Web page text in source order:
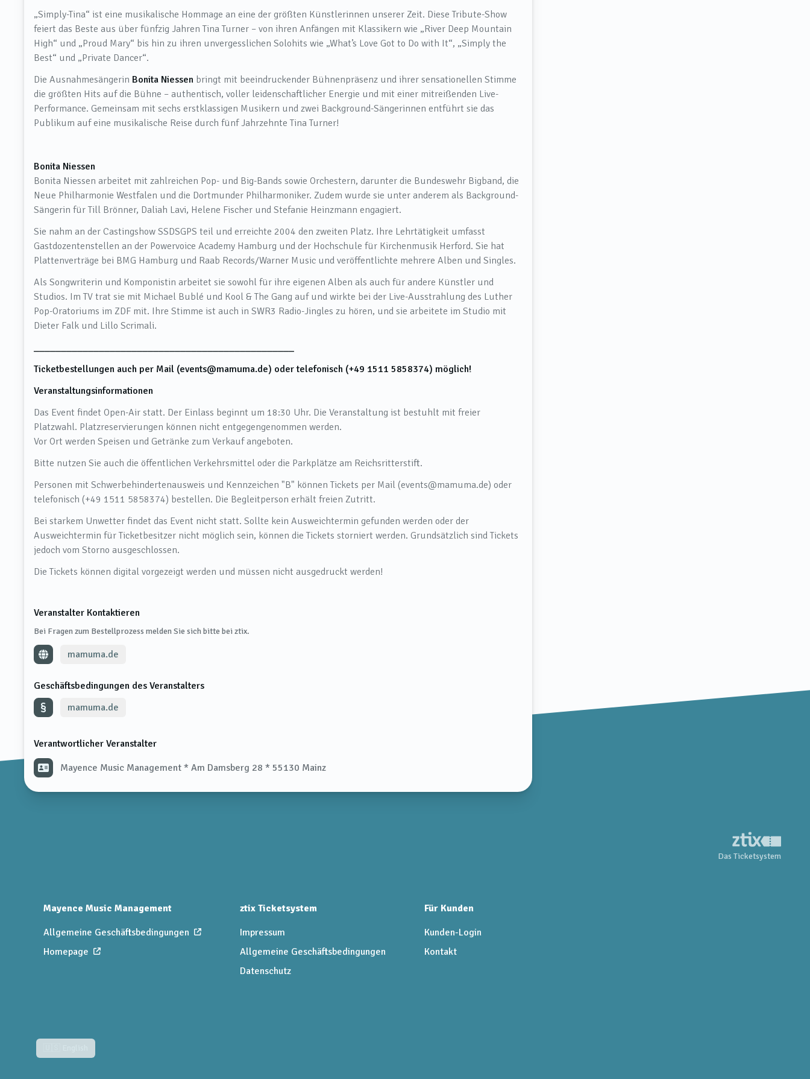
„Simply-Tina“ ist eine musikalische Hommage an eine der größten Künstlerinnen unserer Zeit. Diese Tribute-Show
feiert das Beste aus über fünfzig Jahren Tina Turner – von ihren Anfängen mit Klassikern wie „River Deep Mountain
High“ und „Proud Mary“ bis hin zu ihren unvergesslichen Solohits wie „What’s Love Got to Do with It“, „Simply the
Best“ und „Private Dancer“.
Die Ausnahmesängerin Bonita Niessen bringt mit beeindruckender Bühnenpräsenz und ihrer sensationellen Stimme
die größten Hits auf die Bühne – authentisch, voller leidenschaftlicher Energie und mit einer mitreißenden Live-
Performance. Gemeinsam mit sechs erstklassigen Musikern und zwei Background-Sängerinnen entführt sie das
Publikum auf eine musikalische Reise durch fünf Jahrzehnte Tina Turner!
Bonita Niessen
Bonita Niessen arbeitet mit zahlreichen Pop- und Big-Bands sowie Orchestern, darunter die Bundeswehr Bigband, die
Neue Philharmonie Westfalen und die Dortmunder Philharmoniker. Zudem wurde sie unter anderem als Background-
Sängerin für Till Brönner, Daliah Lavi, Helene Fischer und Stefanie Heinzmann engagiert.
Sie nahm an der Castingshow SSDSGPS teil und erreichte 2004 den zweiten Platz. Ihre Lehrtätigkeit umfasst
Gastdozentenstellen an der Powervoice Academy Hamburg und der Hochschule für Kirchenmusik Herford. Sie hat
Plattenverträge bei BMG Hamburg und Raab Records/Warner Music und veröffentlichte mehrere Alben und Singles.
Als Songwriterin und Komponistin arbeitet sie sowohl für ihre eigenen Alben als auch für andere Künstler und
Studios. Im TV trat sie mit Michael Bublé und Kool & The Gang auf und wirkte bei der Live-Ausstrahlung des Luther
Pop-Oratoriums im ZDF mit. Ihre Stimme ist auch in SWR3 Radio-Jingles zu hören, und sie arbeitete im Studio mit
Dieter Falk und Lillo Scrimali.
Ticketbestellungen auch per Mail (events@mamuma.de) oder telefonisch (+49 1511 5858374) möglich!
Veranstaltungsinformationen
Das Event findet Open-Air statt. Der Einlass beginnt um 18:30 Uhr. Die Veranstaltung ist bestuhlt mit freier
Platzwahl. Platzreservierungen können nicht entgegengenommen werden.
Vor Ort werden Speisen und Getränke zum Verkauf angeboten.
Bitte nutzen Sie auch die öffentlichen Verkehrsmittel oder die Parkplätze am Reichsritterstift.
Personen mit Schwerbehindertenausweis und Kennzeichen "B" können Tickets per Mail (events@mamuma.de) oder
telefonisch (+49 1511 5858374) bestellen. Die Begleitperson erhält freien Zutritt.
Bei starkem Unwetter findet das Event nicht statt. Sollte kein Ausweichtermin gefunden werden oder der
Ausweichtermin für Ticketbesitzer nicht möglich sein, können die Tickets storniert werden. Grundsätzlich sind Tickets
jedoch vom Storno ausgeschlossen.
Die Tickets können digital vorgezeigt werden und müssen nicht ausgedruckt werden!
Veranstalter Kontaktieren
Bei Fragen zum Bestellprozess melden Sie sich bitte bei ztix.
mamuma.de
Geschäftsbedingungen des Veranstalters
mamuma.de
Verantwortlicher Veranstalter
Mayence Music Management * Am Damsberg 28 * 55130 Mainz
Das Ticketsystem
Mayence Music Management
Allgemeine Geschäftsbedingungen
Homepage
ztix Ticketsystem
Impressum
Allgemeine Geschäftsbedingungen
Datenschutz
Für Kunden
Kunden-Login
Kontakt